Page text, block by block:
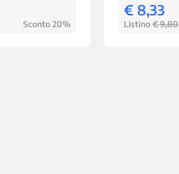
Sconto 20%
€ 8,33
Listino € 9,80